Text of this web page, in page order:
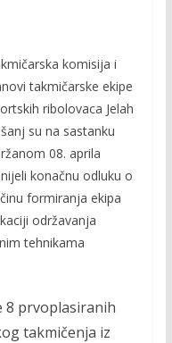
komisija i
takmičarske ekipe
ribolovaca Jelah
su na sastanku
08. aprila
konačnu odluku o
formiranja ekipa
održavanja
tehnikama
8 prvoplasiranih
takmičenja iz